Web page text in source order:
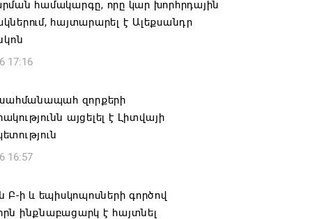
համակարգը, որը կար խորհրդային
հայտարարել է Ալեքսանդր
17:16
զորքերի
այցելել է Լիտվայի
16:57
Բ-ի և եպիսկոպոսների գործով
ինքնաբացարկ է հայտնել